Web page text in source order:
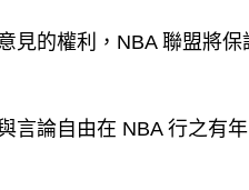
見的權利，NBA 聯盟將保
言論自由在 NBA 行之有